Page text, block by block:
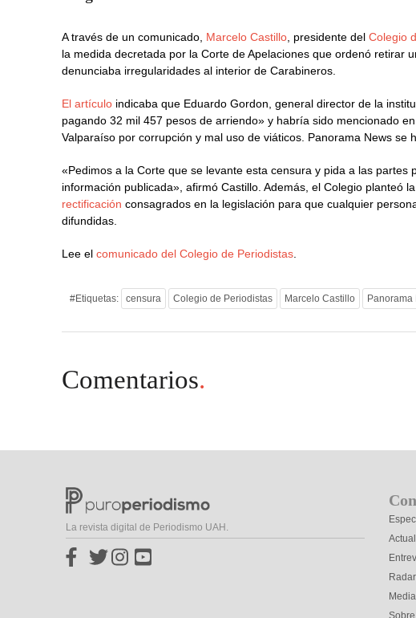
A través de un comunicado, Marcelo Castillo , presidente delColegio
la medida decretada por la Corte de Apelaciones que ordenó retirar
denunciaba irregularidades al interior de Carabineros.
El artículo indicaba que Eduardo Gordon, general director de la
pagando 32 mil 457 pesos de arriendo» y habría sido mencionado
Valparaíso por corrupción y mal uso de viáticos. Panorama News se
«Pedimos a la Corte que se levante esta censura y pida a las partes
información publicada», afirmó Castillo. Además, el Colegio planteó
rectificación consagrados en la legislación para que cualquier
difundidas.
Lee elcomunicado del Colegio de Periodistas
#Etiquetas: censura Colegio de Periodistas Marcelo Castillo Panorama
Comentarios.
La revista digital de Periodismo UAH.